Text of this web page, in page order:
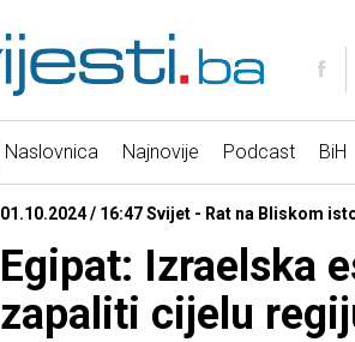
Naslovnica Najnovije Podcast BiH
01.10.2024 / 16:47 Svijet - Rat na Bliskom
Egipat: Izraelska
zapaliti cijelu